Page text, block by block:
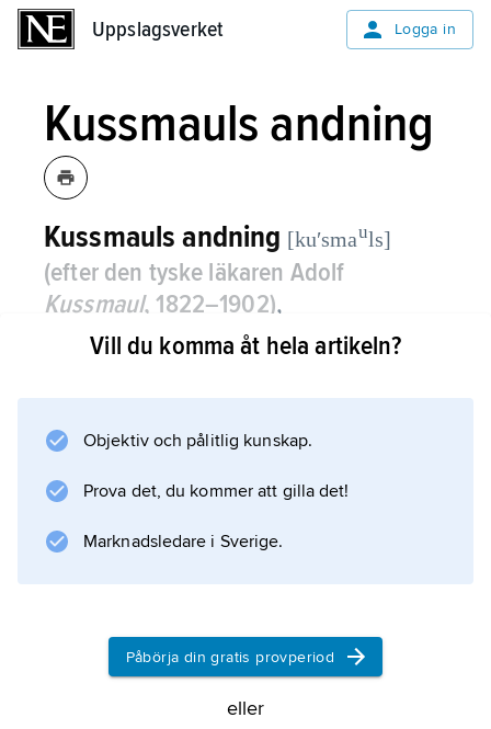
Uppslagsverket Logga in
Kussmauls andning
Kussmauls andning [kuʹsmauls]
(efter den tyske läkaren Adolf
Kussmaul, 1822–1902),
Kussmaulandning,andningsrubbning
(metabolisk acidos), t.ex. vid
snabba, djupa andetag (hyperventilation) är ett
Vill du komma åt hela artikeln?
Objektiv och pålitlig kunskap.
Prova det, du kommer att gilla det!
Marknadsledare i Sverige.
Påbörja din gratis provperiod
eller